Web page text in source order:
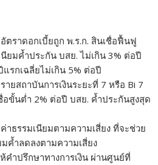
ตราดอกเบี้ยถูก พ.ร.ก. สินเชื่อฟื้นฟู
ยมค้ำประกัน บสย. ไม่เกิน 3% ต่อปี
รกเฉลี่ยไม่เกิน 5% ต่อปี
ายสถาบันการเงินระยะที่ 7 หรือ Bi 7
ขั้นต่ำ 2% ต่อปี บสย. ค้ำประกันสูงสุด
าธรรมเนียมตามความเสี่ยง ที่จะช่วย
ค้ำลดลงตามความเสี่ยง
คำปรึกษาทางการเงิน ผ่านศูนย์ที่